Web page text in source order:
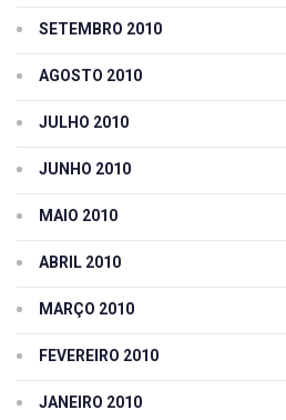
SETEMBRO 2010
AGOSTO 2010
JULHO 2010
JUNHO 2010
MAIO 2010
ABRIL 2010
MARÇO 2010
FEVEREIRO 2010
JANEIRO 2010